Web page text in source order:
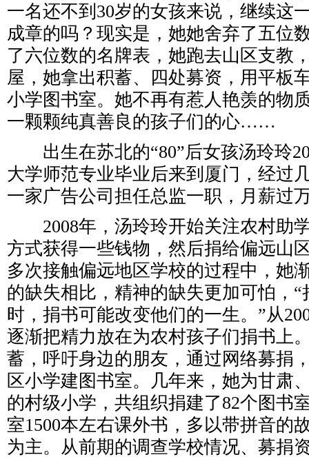
一名还不到30岁的女孩来说，继续这
成章的吗？现实是，她她舍弃了五位
了六位数的名牌表，她跑去山区支教
屋，她拿出积蓄、四处募资，用平板
小学图书室。她不再有惹人艳羡的物
一颗颗纯真善良的孩子们的心……
出生在苏北的“80”后女孩汤玲玲
大学师范专业毕业后来到厦门，经过
一家广告公司担任总监一职，月薪过
2008年，汤玲玲开始关注农村助
方式获得一些钱物，然后捐给偏远山
多次接触偏远地区学校的过程中，她
的缺失相比，精神的缺失更加可怕，
时，捐书可能改变他们的一生。”从
逐渐把精力放在为农村孩子们捐书上
蓄，呼吁身边的朋友，通过网络募捐
区小学建图书室。几年来，她为甘肃
的村级小学，共组织捐建了82个图书
室1500本左右课外书，多以带拼音的
为主。从前期的调查学校情况、募捐